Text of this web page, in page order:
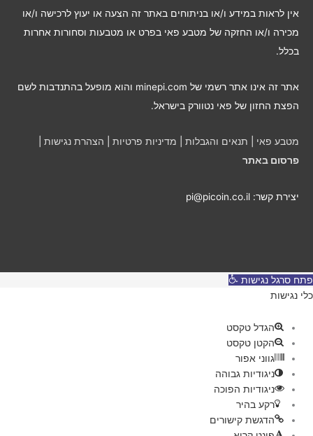
י
ם
אין לראות במידע ו/או בניתוחים באתר זה הצעה או יעוץ לרכישה ו/או
מכירה ו/או החזקה של מטבע פאי בפרט או מטבעות וסחורות אחרות
בכלל.
אתר זה אינו אתר רשמי של minepi.com והוא מופעל בהתנדבות לשם
הפצת החזון של פאי נטוורק בישראל.
מטבע פאי תנאים והגבלות מדיניות פרטיות הצהרת נגישות
פרסום באתר
יצירת קשר: pi@picoin.co.il
פתח סרגל נגישות
כלי נגישות
הגדל טקסט
הקטן טקסט
גווני אפור
ניגודיות גבוהה
ניגודיות הפוכה
רקע בהיר
הדגשת קישורים